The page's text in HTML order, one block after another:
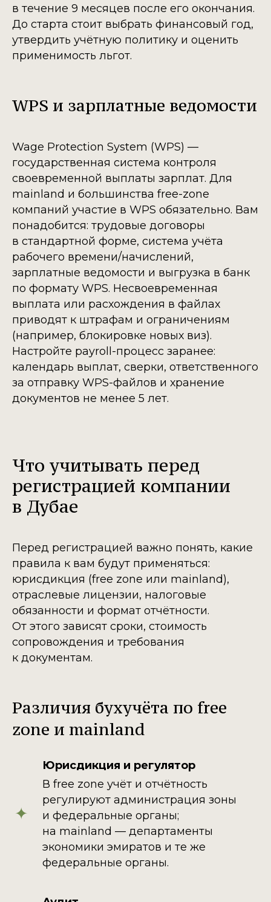
в течение 9 месяцев после его окончания.
До старта стоит выбрать финансовый год,
утвердить учётную политику и оценить
применимость льгот.
WPS и зарплатные ведомости
Wage Protection System (WPS) —
государственная система контроля
своевременной выплаты зарплат. Для
mainland и большинства free-zone
компаний участие в WPS обязательно. Вам
понадобится: трудовые договоры
в стандартной форме, система учёта
рабочего времени/начислений,
зарплатные ведомости и выгрузка в банк
по формату WPS. Несвоевременная
выплата или расхождения в файлах
приводят к штрафам и ограничениям
(например, блокировке новых виз).
Настройте payroll-процесс заранее:
календарь выплат, сверки, ответственного
за отправку WPS-файлов и хранение
документов не менее 5 лет.
Что учитывать перед
регистрацией компании
в Дубае
Перед регистрацией важно понять, какие
правила к вам будут применяться:
юрисдикция (free zone или mainland),
отраслевые лицензии, налоговые
обязанности и формат отчётности.
От этого зависят сроки, стоимость
сопровождения и требования
к документам.
Различия бухучёта по free
zone и mainland
Юрисдикция и регулятор
В free zone учёт и отчётность
регулируют администрация зоны
и федеральные органы;
на mainland — департаменты
экономики эмиратов и те же
федеральные органы.